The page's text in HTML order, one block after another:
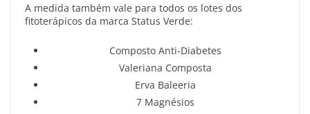
A medida também vale para todos os lotes dos
fitoterápicos da marca Status Verde:
Composto Anti-Diabetes
Valeriana Composta
Erva Baleeria
7 Magnésios